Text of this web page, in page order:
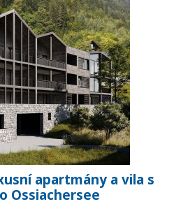
apartmány a vila s
Ossiachersee